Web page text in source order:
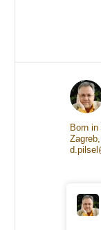
Born